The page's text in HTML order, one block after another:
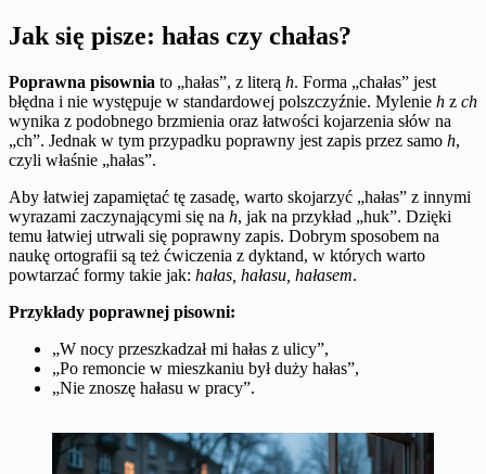
Jak się pisze: hałas czy chałas?
Poprawna pisownia to „hałas”, z literą h. Forma „chałas” jest
błędna i nie występuje w standardowej polszczyźnie. Mylenie h z ch
wynika z podobnego brzmienia oraz łatwości kojarzenia słów na
„ch”. Jednak w tym przypadku poprawny jest zapis przez samo h,
czyli właśnie „hałas”.
Aby łatwiej zapamiętać tę zasadę, warto skojarzyć „hałas” z innymi
wyrazami zaczynającymi się na h, jak na przykład „huk”. Dzięki
temu łatwiej utrwali się poprawny zapis. Dobrym sposobem na
naukę ortografii są też ćwiczenia z dyktand, w których warto
powtarzać formy takie jak: hałas, hałasu, hałasem.
Przykłady poprawnej pisowni:
„W nocy przeszkadzał mi hałas z ulicy”,
„Po remoncie w mieszkaniu był duży hałas”,
„Nie znoszę hałasu w pracy”.